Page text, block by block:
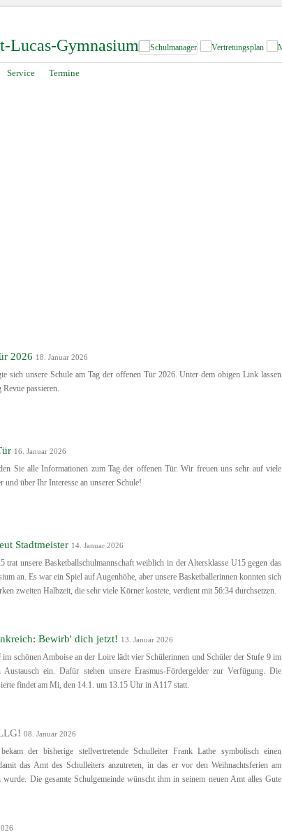
Lucas-Gymnasium
Service Termine
2026 18. Januar 2026
sich unsere Schule am Tag der offenen Tür 2026. Unter dem obigen Link lassen
passieren.
16. Januar 2026
Sie alle Informationen zum Tag der offenen Tür. Wir freuen uns sehr auf viele
und über Ihr Interesse an unserer Schule!
Stadtmeister 14. Januar 2026
trat unsere Basketballschulmannschaft weiblich in der Altersklasse U15 gegen das
an. Es war ein Spiel auf Augenhöhe, aber unsere Basketballerinnen konnten sich
zweiten Halbzeit, die sehr viele Körner kostete, verdient mit 56:34 durchsetzen.
Bewirb' dich jetzt! 13. Januar 2026
im schönen Amboise an der Loire lädt vier Schülerinnen und Schüler der Stufe 9 im
ein. Dafür stehen unsere Erasmus-Fördergelder zur Verfügung. Die
findet am Mi, den 14.1. um 13.15 Uhr in A117 statt.
08. Januar 2026
der bisherige stellvertretende Schulleiter Frank Lathe symbolisch einen
das Amt des Schulleiters anzutreten, in das er vor den Weihnachtsferien am
Die gesamte Schulgemeinde wünscht ihm in seinem neuen Amt alles Gute